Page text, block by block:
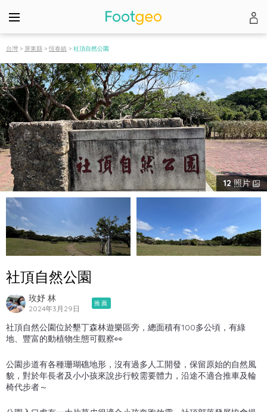
台灣 > 屏東縣 > 恆春鎮 > 社頂自然公園
12照片
社頂自然公園
玫妤 林
2024年3月29日
推薦
社頂自然公園位於墾丁森林遊樂區旁，總面積有100多公頃，有綠
地、豐富的動植物生態可觀察👀
公園步道有各種珊瑚礁地形，沒有過多人工開發，保留原始的自然風
貌，對於年長者及小小孩來說步行較需要體力，沿途不適合推車及輪
椅代步者～